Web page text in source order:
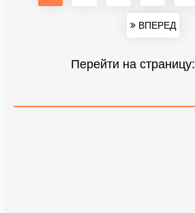
ВПЕРЕД
Перейти на страницу: